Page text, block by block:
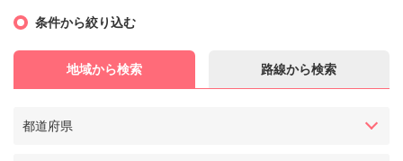
条件から絞り込む
地域から検索 路線から検索
都道府県